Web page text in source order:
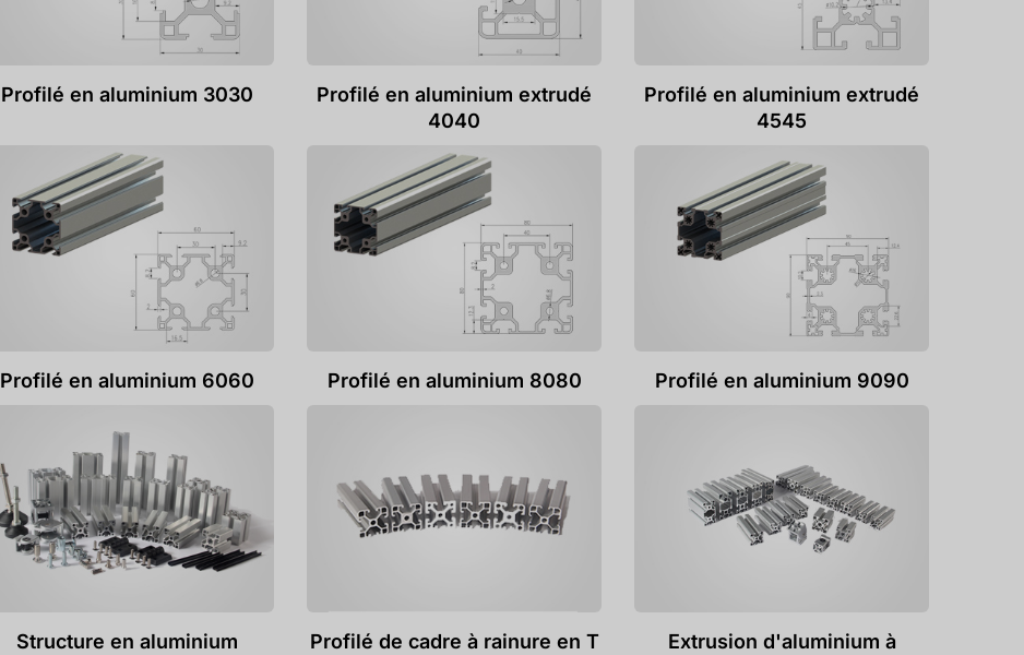
Profilé en aluminium 3030
Profilé en aluminium extrudé
4040
Profilé en aluminium extrudé
4545
Profilé en aluminium 6060 Profilé en aluminium 8080 Profilé en aluminium 9090
Structure en aluminium Profilé de cadre à rainure en T
Extrusion d'aluminium à